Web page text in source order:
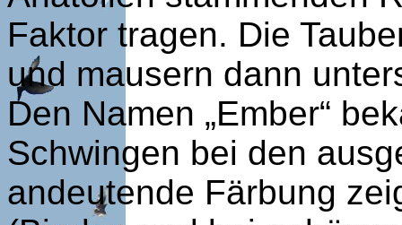
Faktor tragen. Die
und mausern dann
Den Namen „Ember“
Schwingen bei den
andeutende Färbung